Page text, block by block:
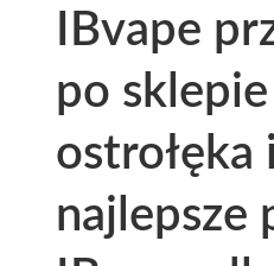
IBvape
po
ostrołęka i
najlepsze